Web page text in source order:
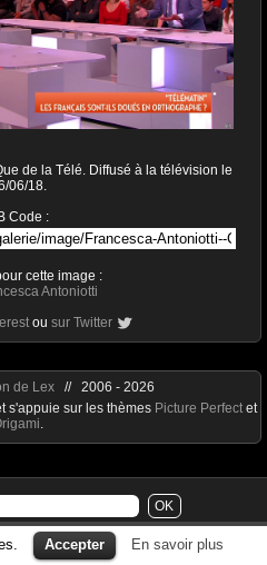
de la Télé. Diffusé à la télévision le
06/18.
Code :
cette image :
Antoniotti
ou sur Twitter
Accepter En savoir plus
de Lex// 2006 - 2026
s'appuie sur les thèmes Picture Perfect et
.